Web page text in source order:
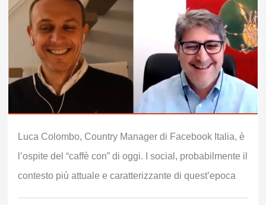
Luca Colombo, Country Manager di Facebook Italia, è
l’ospite del “caffè con” di oggi. I social, probabilmente il
contesto più attuale e caratterizzante di quest’epoca